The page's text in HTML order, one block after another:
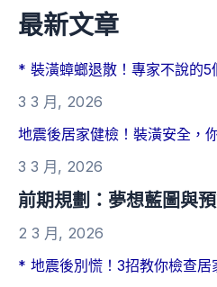
最新文章
* 裝潢蟑螂退散！專家不說的5
3 3 月, 2026
地震後居家健檢！裝潢安全，
3 3 月, 2026
前期規劃：夢想藍圖與
2 3 月, 2026
* 地震後別慌！3招教你檢查居